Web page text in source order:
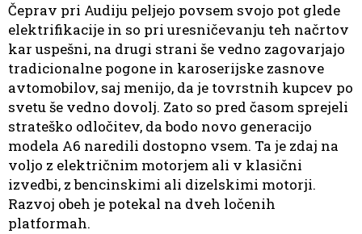
Čeprav pri Audiju peljejo povsem svojo pot glede
elektrifikacije in so pri uresničevanju teh načrtov
kar uspešni, na drugi strani še vedno zagovarjajo
tradicionalne pogone in karoserijske zasnove
avtomobilov, saj menijo, da je tovrstnih kupcev po
svetu še vedno dovolj. Zato so pred časom sprejeli
strateško odločitev, da bodo novo generacijo
modela A6 naredili dostopno vsem. Ta je zdaj na
voljo z električnim motorjem ali v klasični
izvedbi, z bencinskimi ali dizelskimi motorji.
Razvoj obeh je potekal na dveh ločenih
platformah.